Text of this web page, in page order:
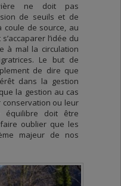
ne doit pas
de seuils et de
coule de source, au
l’idée du
à mal la circulation
Le but de
de dire que
dans la gestion
la gestion au cas
conservation ou leur
équilibre doit être
oublier que les
majeur de nos